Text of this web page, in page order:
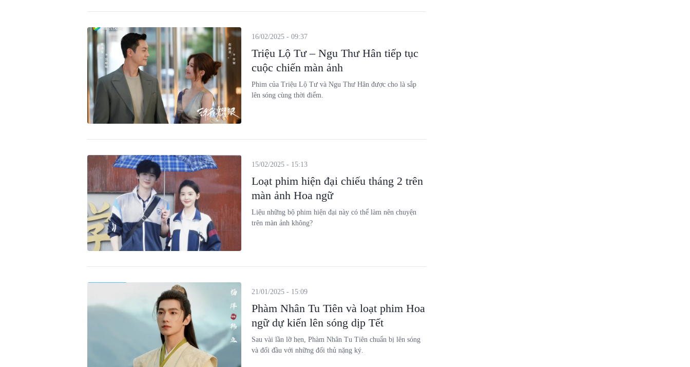
Triệu Lộ Tư – Ngu Thư Hân tiếp tục
cuộc chiến màn ảnh
16/02/2025 - 09:37
Phim của Triệu Lộ Tư và Ngu Thư Hân được cho là sắp
lên sóng cùng thời điểm.
Loạt phim hiện đại chiếu tháng 2 trên
màn ảnh Hoa ngữ
15/02/2025 - 15:13
Liệu những bộ phim hiện đại này có thể làm nên chuyện
trên màn ảnh không?
Phàm Nhân Tu Tiên và loạt phim Hoa
ngữ dự kiến lên sóng dịp Tết
21/01/2025 - 15:09
Sau vài lần lỡ hẹn, Phàm Nhân Tu Tiên chuẩn bị lên sóng
và đối đầu với những đối thủ nặng ký.